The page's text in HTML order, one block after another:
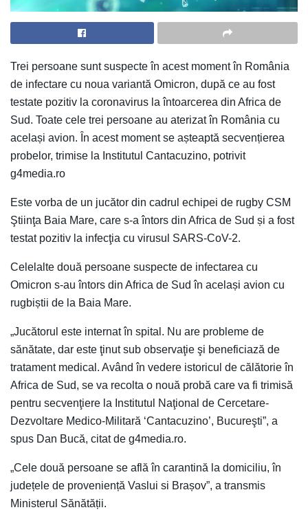
Trei persoane sunt suspecte în acest moment în România
de infectare cu noua variantă Omicron, după ce au fost
testate pozitiv la coronavirus la întoarcerea din Africa de
Sud. Toate cele trei persoane au aterizat în România cu
același avion. În acest moment se așteaptă secvențierea
probelor, trimise la Institutul Cantacuzino, potrivit
g4media.ro
Este vorba de un jucător din cadrul echipei de rugby CSM
Ştiinţa Baia Mare, care s-a întors din Africa de Sud și a fost
testat pozitiv la infecţia cu virusul SARS-CoV-2.
Celelalte două persoane suspecte de infectarea cu
Omicron s-au întors din Africa de Sud în același avion cu
rugbiștii de la Baia Mare.
„Jucătorul este internat în spital. Nu are probleme de
sănătate, dar este ţinut sub observaţie şi beneficiază de
tratament medical. Având în vedere istoricul de călătorie în
Africa de Sud, se va recolta o nouă probă care va fi trimisă
pentru secvenţiere la Institutul Naţional de Cercetare-
Dezvoltare Medico-Militară ‘Cantacuzino’, Bucureşti”, a
spus Dan Bucă, citat de g4media.ro.
„Cele două persoane se află în carantină la domiciliu, în
județele de proveniență Vaslui si Brașov”, a transmis
Ministerul Sănătății.